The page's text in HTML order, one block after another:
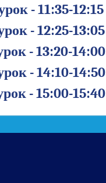
- 11:35-12:15
- 12:25-13:05
- 13:20-14:00
- 14:10-14:50
- 15:00-15:40